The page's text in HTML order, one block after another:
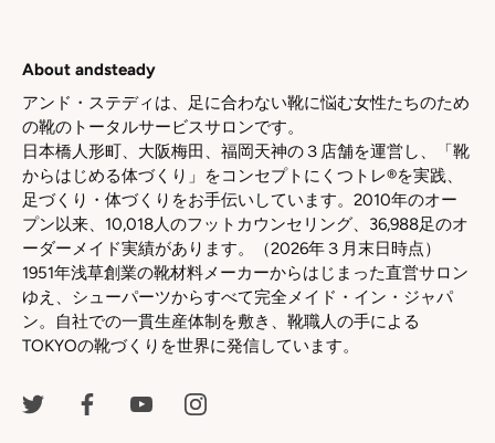
About andsteady
アンド・ステディは、足に合わない靴に悩む女性たちのため
の靴のトータルサービスサロンです。
日本橋人形町、大阪梅田、福岡天神の３店舗を運営し、「靴
からはじめる体づくり」をコンセプトにくつトレ®を実践、
足づくり・体づくりをお手伝いしています。2010年のオー
プン以来、10,018人のフットカウンセリング、36,988足のオ
ーダーメイド実績があります。（2026年３月末日時点）
1951年浅草創業の靴材料メーカーからはじまった直営サロン
ゆえ、シューパーツからすべて完全メイド・イン・ジャパ
ン。自社での一貫生産体制を敷き、靴職人の手による
TOKYOの靴づくりを世界に発信しています。